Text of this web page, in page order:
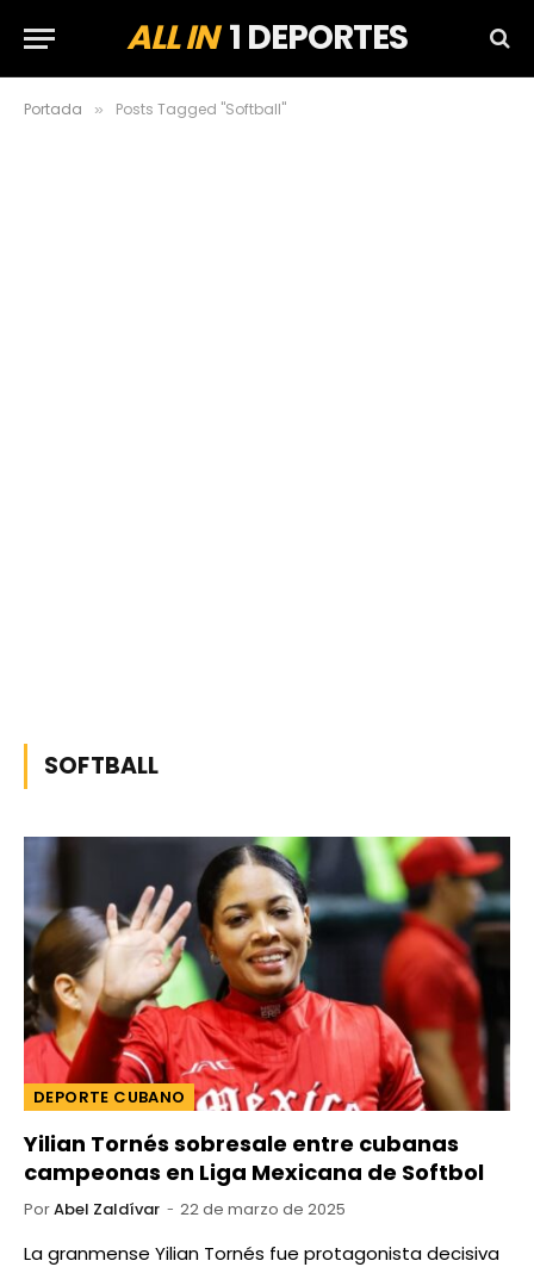
ALL IN1 DEPORTES
Portada » Posts Tagged "Softball"
SOFTBALL
DEPORTE CUBANO
Yilian Tornés sobresale entre cubanas
campeonas en Liga Mexicana de Softbol
PorAbel Zaldívar 22 de marzo de 2025
La granmense Yilian Tornés fue protagonista decisiva